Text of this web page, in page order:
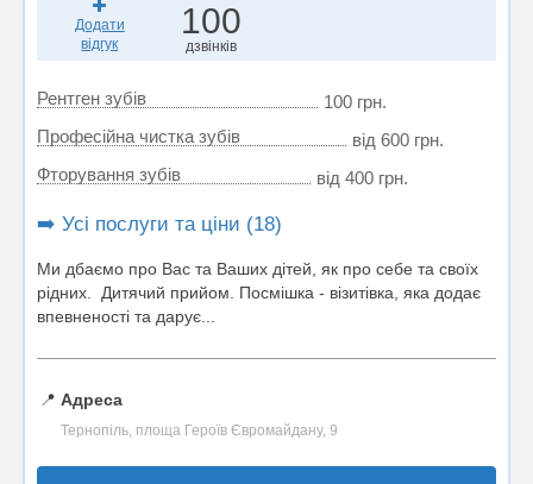
Додати
відгук
100
дзвінків
Рентген зубів
100 грн.
Професійна чистка зубів
від 600 грн.
Фторування зубів
від 400 грн.
➡️ Усі послуги та ціни (18)
Ми дбаємо про Вас та Ваших дітей, як про себе та своїх
рідних. Дитячий прийом. Посмішка - візитівка, яка додає
впевненості та дарує...
📍 Адреса
Тернопіль, площа Героїв Євромайдану, 9